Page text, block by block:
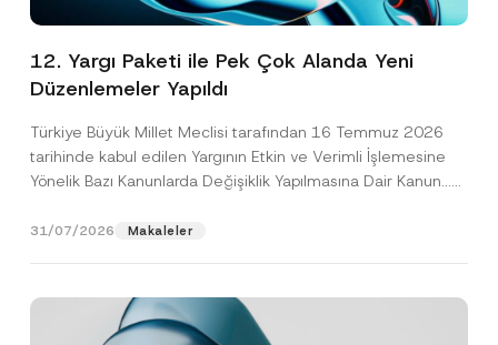
12. Yargı Paketi ile Pek Çok Alanda Yeni
Düzenlemeler Yapıldı
Türkiye Büyük Millet Meclisi tarafından 16 Temmuz 2026
tarihinde kabul edilen Yargının Etkin ve Verimli İşlemesine
Yönelik Bazı Kanunlarda Değişiklik Yapılmasına Dair Kanun...
31/07/2026 Makaleler